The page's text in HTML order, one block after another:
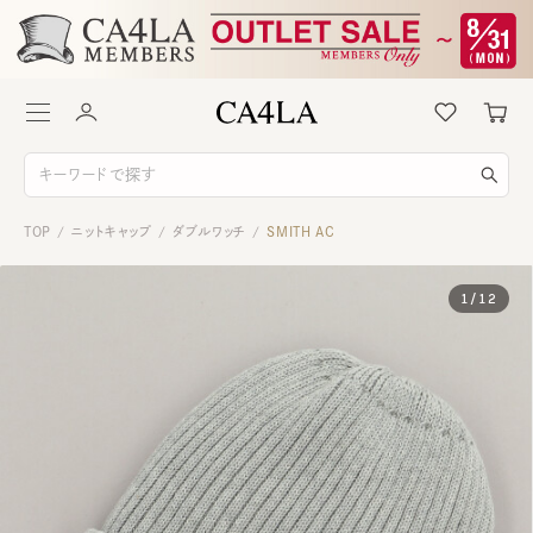
TOP / ニットキャップ / ダブルワッチ / SMITH AC
1 / 12